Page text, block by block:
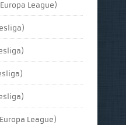
League)
League)